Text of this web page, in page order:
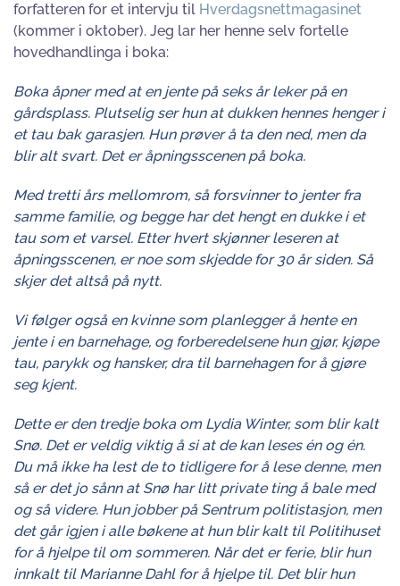
forfatteren for et intervju til Hverdagsnettmagasinet
(kommer i oktober). Jeg lar her henne selv fortelle
hovedhandlinga i boka:
Boka åpner med at en jente på seks år leker på en
gårdsplass. Plutselig ser hun at dukken hennes henger i
et tau bak garasjen. Hun prøver å ta den ned, men da
blir alt svart. Det er åpningsscenen på boka.
Med tretti års mellomrom, så forsvinner to jenter fra
samme familie, og begge har det hengt en dukke i et
tau som et varsel. Etter hvert skjønner leseren at
åpningsscenen, er noe som skjedde for 30 år siden. Så
skjer det altså på nytt.
Vi følger også en kvinne som planlegger å hente en
jente i en barnehage, og forberedelsene hun gjør, kjøpe
tau, parykk og hansker, dra til barnehagen for å gjøre
seg kjent.
Dette er den tredje boka om Lydia Winter, som blir kalt
Snø. Det er veldig viktig å si at de kan leses én og én.
Du må ikke ha lest de to tidligere for å lese denne, men
så er det jo sånn at Snø har litt private ting å bale med
og så videre. Hun jobber på Sentrum politistasjon, men
det går igjen i alle bøkene at hun blir kalt til Politihuset
for å hjelpe til om sommeren. Når det er ferie, blir hun
innkalt til Marianne Dahl for å hjelpe til. Det blir hun